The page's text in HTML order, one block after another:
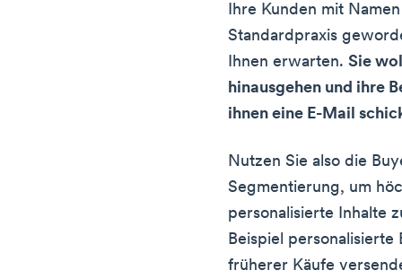
Ihre Kunden mit
Standardpraxis
Ihnen erwarten.Sie
hinausgehen und ihre
ihnen eine E-Mail
Nutzen Sie also die
Segmentierung, um
personalisierte Inhalte
Beispiel
früherer Käufe